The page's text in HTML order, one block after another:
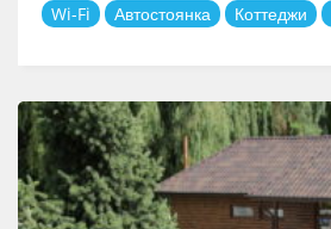
Wi-Fi Автостоянка Коттеджи